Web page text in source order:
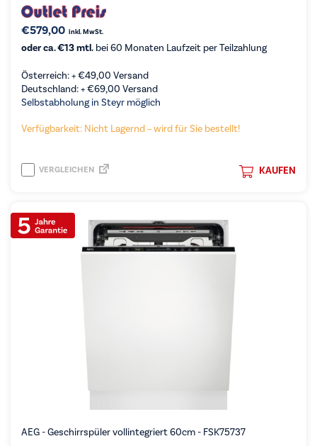
€579,00 inkl. MwSt.
oder ca. €13 mtl. bei 60 Monaten Laufzeit per Teilzahlung
Österreich: +€49,00 Versand
Deutschland: +€69,00 Versand
Selbstabholung in Steyr möglich
Verfügbarkeit: Nicht Lagernd – wird für Sie bestellt!
KAUFEN
VERGLEICHEN
AEG - Geschirrspüler vollintegriert 60cm - FSK75737